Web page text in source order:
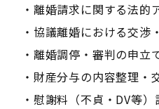
・離婚請求に関する法的
・協議離婚における交渉
・離婚調停・審判の申立
・財産分与の内容整理・
・慰謝料（不貞・DV等